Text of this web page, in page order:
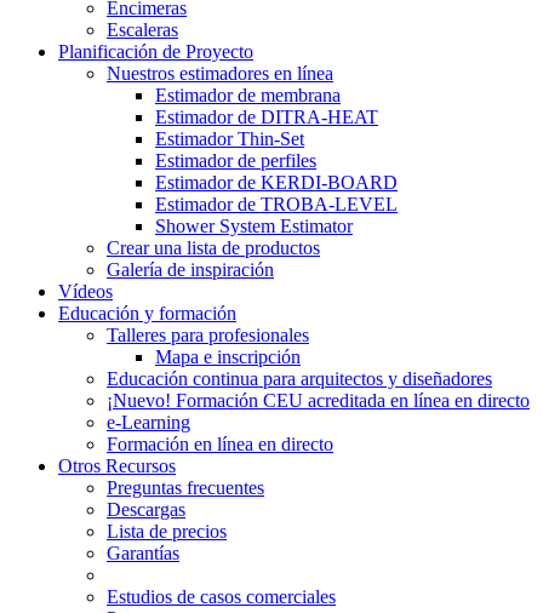
Encimeras
Escaleras
Planificación de Proyecto
Nuestros estimadores en línea
Estimador de membrana
Estimador de DITRA-HEAT
Estimador Thin-Set
Estimador de perfiles
Estimador de KERDI-BOARD
Estimador de TROBA-LEVEL
Shower System Estimator
Crear una lista de productos
Galería de inspiración
Vídeos
Educación y formación
Talleres para profesionales
Mapa e inscripción
Educación continua para arquitectos y diseñadores
¡Nuevo! Formación CEU acreditada en línea en directo
e-Learning
Formación en línea en directo
Otros Recursos
Preguntas frecuentes
Descargas
Lista de precios
Garantías
Estudios de casos comerciales